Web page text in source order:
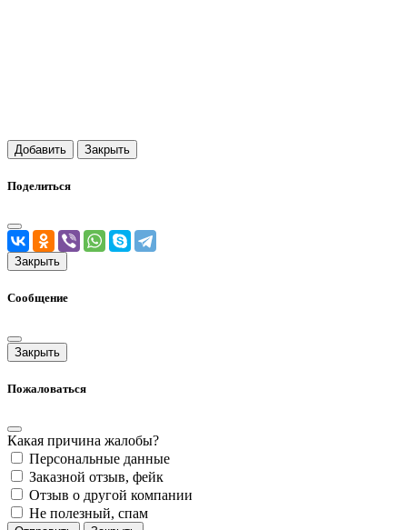
Добавить Закрыть
Поделиться
Закрыть
Сообщение
Закрыть
Пожаловаться
Какая причина жалобы?
Персональные данные
Заказной отзыв, фейк
Отзыв о другой компании
Не полезный, спам